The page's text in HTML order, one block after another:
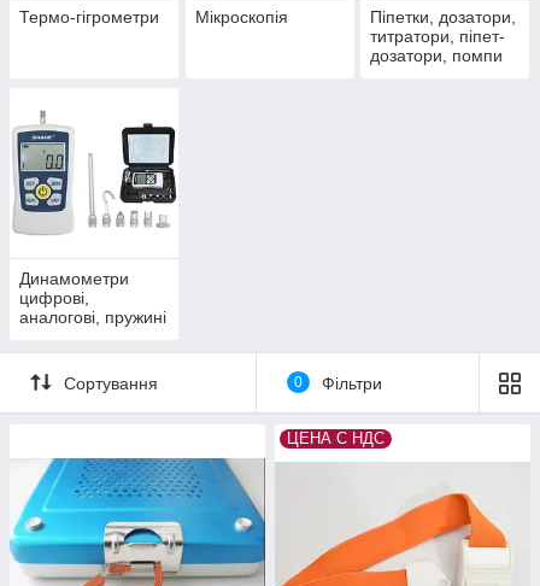
Термо-гігрометри Мікроскопія
Піпетки, дозатори,
титратори, піпет-
дозатори, помпи
Динамометри
цифрові,
аналогові, пружині
Сортування 0 Фільтри
ЦЕНА С НДС